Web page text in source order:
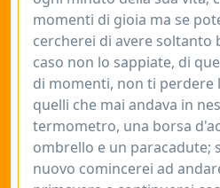
momenti di gioia ma se
cercherei di avere soltanto
caso non lo sappiate, di
di momenti, non ti perdere
quelli che mai andava in
termometro, una borsa
ombrello e un paracadute;
nuovo comincerei ad